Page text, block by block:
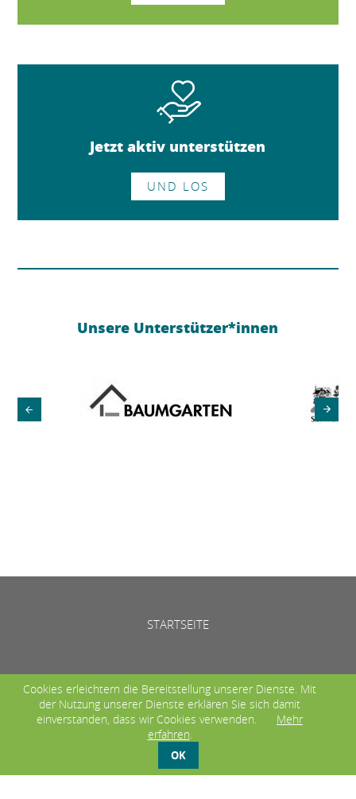
Jetzt aktiv unterstützen
UND LOS
Unsere Unterstützer*innen
STARTSEITE
© Zukunftsstiftung Gersfeld-Ebersburg e.V. 2026
Login| Impressum|Datenschutzerklärung
Cookies erleichtern die Bereitstellung unserer Dienste. Mit
der Nutzung unserer Dienste erklären Sie sich damit
einverstanden, dass wir Cookies verwenden.
Mehr
erfahren
OK